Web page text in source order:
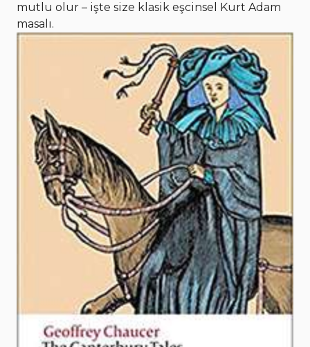
mutlu olur – işte size klasik eşcinsel Kurt Adam
masalı.